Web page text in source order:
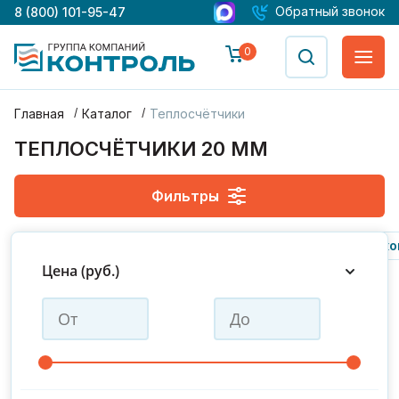
8 (800) 101-95-47 Обратный звонок
0
Главная Каталог Теплосчётчики
ТЕПЛОСЧЁТЧИКИ 20 ММ
Фильтры
Цена (руб.)
ДУ 65
ДУ 150